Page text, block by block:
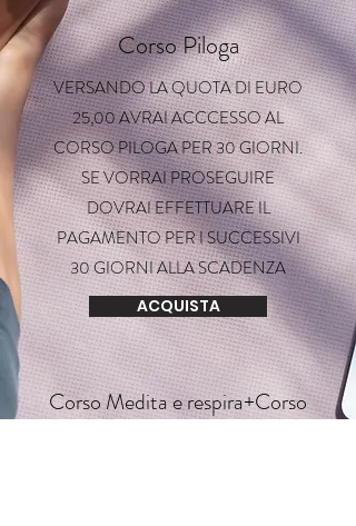
Corso Piloga
VERSANDO LA QUOTA DI EURO
25,00 AVRAI ACCCESSO AL
CORSO PILOGA PER 30 GIORNI.
SE VORRAI PROSEGUIRE
DOVRAI EFFETTUARE IL
PAGAMENTO PER I SUCCESSIVI
30 GIORNI ALLA SCADENZA
ACQUISTA
Corso Medita e respira+Corso